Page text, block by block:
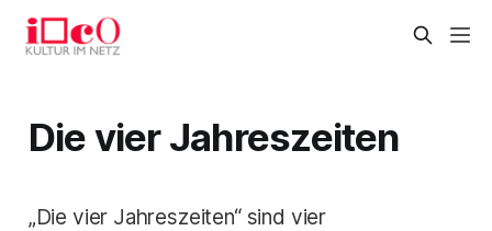
Die vier Jahreszeiten
„Die vier Jahreszeiten“ sind vier